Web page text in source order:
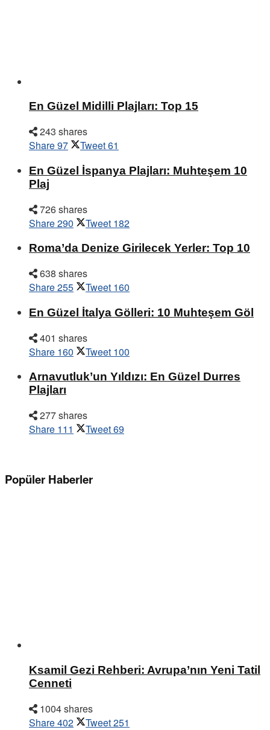
En Güzel Midilli Plajları: Top 15
243 shares
Share97 Tweet61
En Güzel İspanya Plajları: Muhteşem 10
Plaj
726 shares
Share290 Tweet 182
Roma’da Denize Girilecek Yerler: Top 10
638 shares
Share255 Tweet 160
En Güzel İtalya Gölleri: 10 Muhteşem Göl
401 shares
Share 160 Tweet 100
Arnavutluk’un Yıldızı: En Güzel Durres
Plajları
277 shares
Share 111 Tweet69
Popüler Haberler
Ksamil Gezi Rehberi: Avrupa’nın Yeni Tatil
Cenneti
1004 shares
Share402 Tweet251